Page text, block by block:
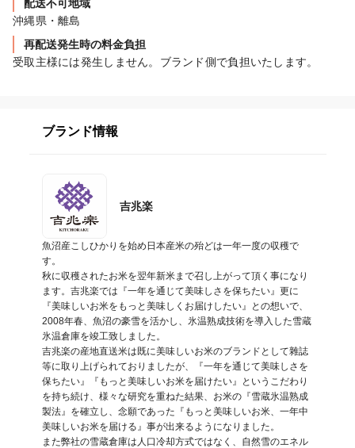
配送不可地域
沖縄県・離島
再配送発生時の料金負担
受取主様には発生しません。ブランド側で負担いたします。
ブランド情報
吉兆楽
魚沼産こしひかりを始め日本産米の殆どは一年一度の収穫で
す。
秋に収穫されたお米を翌年新米まで召し上がって頂く事になり
ます。吉兆楽では『一年を通じて美味しさを保ちたい』更に
『美味しいお米をもっと美味しくお届けしたい』との想いで、
2008年春、魚沼の豪雪を活かし、氷温熟成技術を導入した雪蔵
氷温倉庫を竣工致しました。
吉兆楽の産地直送米は既に美味しいお米のブランドとして雜誌
等に取り上げられておりましたが、『一年を通じて美味しさを
保ちたい』『もっと美味しいお米を届けたい』というこだわり
を持ち続け、様々な研究を重ねた結果、お米の『雪蔵氷温熟成
製法』を確立し、念願であった『もっと美味しいお米、一年中
美味しいお米を届ける』事が出来るようになりました。
また弊社の雪蔵倉庫は人口冷却方式ではなく、自然雪のエネル